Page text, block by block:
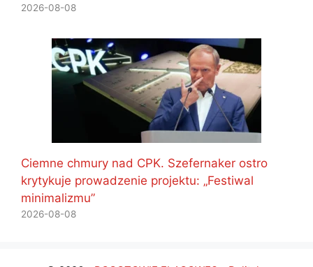
2026-08-08
Ciemne chmury nad CPK. Szefernaker ostro
krytykuje prowadzenie projektu: „Festiwal
minimalizmu”
2026-08-08